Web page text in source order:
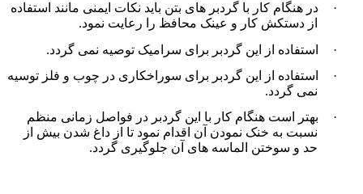
·
در هنگام کار با گردبر های بتن باید نکات ایمنی مانند استفاده
از دستکش کار و عینک محافظ را رعایت نمود.
·
استفاده از این گردبر برای سرامیک توصیه نمی گردد.
·
استفاده از این گردبر برای سوراخکاری در چوب و فلز توسیه
نمی گردد.
·
بهتر است هنگام کار با این گردبر در فواصل زمانی منظم
نسبت به خنک نمودن آن اقدام نمود تا از داغ شدن بیش از
حد و سوختن الماسه های آن جلوگیری گردد.